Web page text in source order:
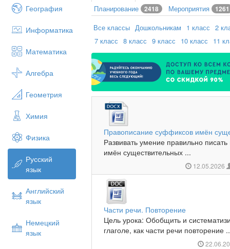
География
Информатика
Математика
Алгебра
Геометрия
Химия
Физика
Русский
язык
Английский
язык
Немецкий
язык
Планирование 2418 Мероприятия 1261
Все классы Дошкольникам 1 класс 2
7 класс 8 класс 9 класс 10 класс 11
Правописание суффиксов имён
Развивать умение правильно
имён существительных ...
12.05.2026
Части речи. Повторение
Цель урока: Обобщить и
глаголе, как части речи повторение